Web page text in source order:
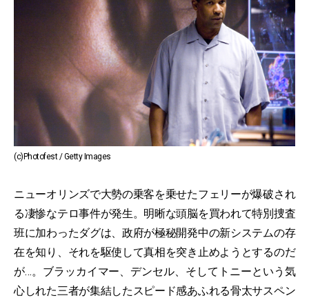
(c)Photofest / Getty Images
ニューオリンズで大勢の乗客を乗せたフェリーが爆破され
る凄惨なテロ事件が発生。明晰な頭脳を買われて特別捜査
班に加わったダグは、政府が極秘開発中の新システムの存
在を知り、それを駆使して真相を突き止めようとするのだ
が…。ブラッカイマー、デンセル、そしてトニーという気
心しれた三者が集結したスピード感あふれる骨太サスペン